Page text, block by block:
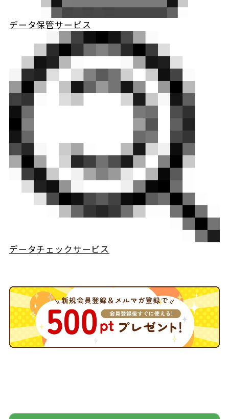
データ保管サービス
データチェックサービス